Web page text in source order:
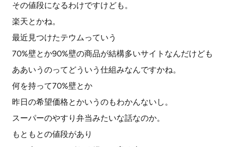
その値段になるわけですけども。
楽天とかね。
最近見つけたテウムっていう
70%壁とか90%壁の商品が結構多いサイトなんだけども
ああいうのってどういう仕組みなんですかね。
何を持って70%壁とか
昨日の希望価格とかいうのもわかんないし。
スーパーのやすり弁当みたいな話なのか。
もともとの値段があり